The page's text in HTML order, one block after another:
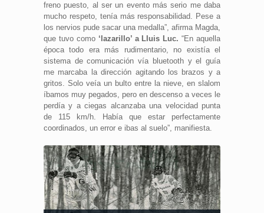
freno puesto, al ser un evento más serio me daba
mucho respeto, tenía más responsabilidad. Pese a
los nervios pude sacar una medalla”, afirma Magda,
que tuvo como ‘lazarillo’ a Lluis Luc. “En aquella
época todo era más rudimentario, no existía el
sistema de comunicación vía bluetooth y el guía
me marcaba la dirección agitando los brazos y a
gritos. Solo veía un bulto entre la nieve, en slalom
íbamos muy pegados, pero en descenso a veces le
perdía y a ciegas alcanzaba una velocidad punta
de 115 km/h. Había que estar perfectamente
coordinados, un error e ibas al suelo”, manifiesta.